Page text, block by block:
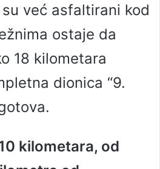
već asfaltirani kod
ostaje da
18 kilometara
dionica “9.
kilometara, od